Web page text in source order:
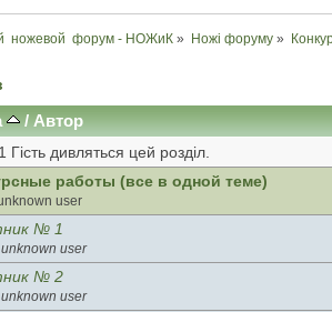
ножевой  форум - НОЖиК » Ножі форуму »
/Автор
Гість дивляться цей розділ.
работы (все в одной теме)
user
№ 1
user
№ 2
user